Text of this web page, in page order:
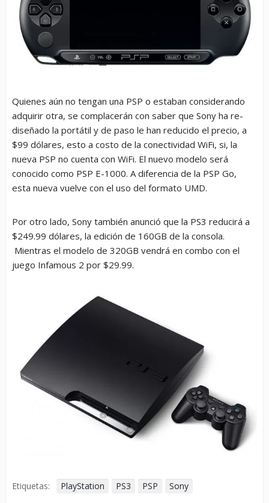
Quienes aún no tengan una PSP o estaban considerando
adquirir otra, se complacerán con saber que Sony ha re-
diseñado la portátil y de paso le han reducido el precio, a
$99 dólares, esto a costo de la conectividad WiFi, si, la
nueva PSP no cuenta con WiFi. El nuevo modelo será
conocido como PSP E-1000. A diferencia de la PSP Go,
esta nueva vuelve con el uso del formato UMD.
Por otro lado, Sony también anunció que la PS3 reducirá a
$249.99 dólares, la edición de 160GB de la consola.
Mientras el modelo de 320GB vendrá en combo con el
juego Infamous 2 por $29.99.
Etiquetas: PlayStation PS3 PSP Sony